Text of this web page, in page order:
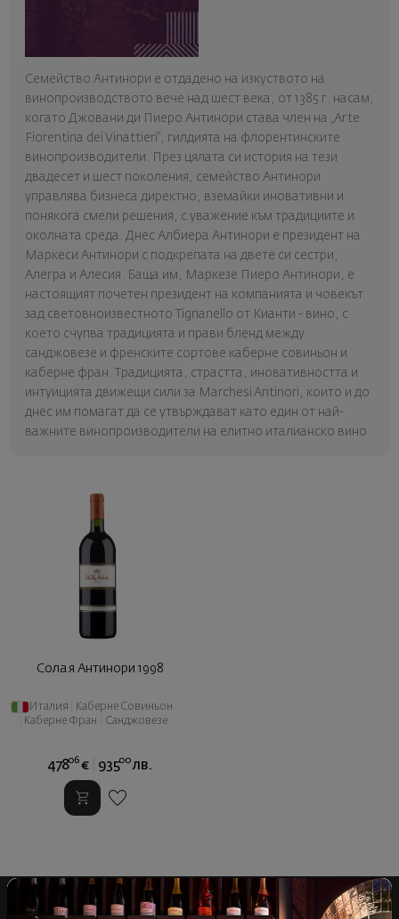
Семейство Антинори е отдадено на изкуството на
винопроизводството вече над шест века, от 1385 г. насам,
когато Джовани ди Пиеро Антинори става член на „Arte
Fiorentina dei Vinattieri“, гилдията на флорентинските
винопроизводители. През цялата си история на тези
двадесет и шест поколения, семейство Антинори
управлява бизнеса директно, вземайки иновативни и
понякога смели решения, с уважение към традициите и
околната среда. Днес Албиера Антинори е президент на
Маркеси Антинори с подкрепата на двете си сестри,
Алегра и Алесия. Баща им, Маркезе Пиеро Антинори, е
настоящият почетен президент на компанията и човекът
зад световноизвестното Tignanello от Кианти - вино, с
което счупва традицията и прави бленд между
санджовезе и френските сортове каберне совиньон и
каберне фран. Традицията, страстта, иновативността и
интуицията движещи сили за Marchesi Antinori, които и до
днес им помагат да се утвърждават като един от най-
важните винопроизводители на елитно италианско вино.
Солая Антинори 1998
Италия
Каберне Совиньон
Каберне Фран Санджовезе
47806 € 93500 лв.